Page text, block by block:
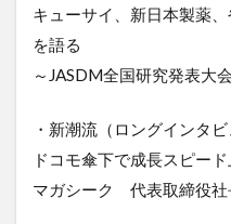
キューサイ、新日本製薬
を語る
～JASDM全国研究発表大
・新潮流（ロングインタビ
ドコモ傘下で成長スピー
マガシーク 代表取締